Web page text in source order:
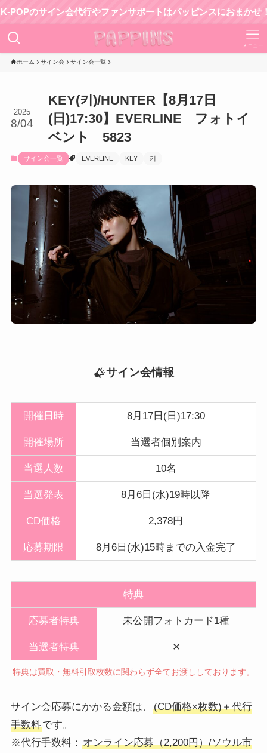
イン会代行やファンサポートはパッピンスにおまかせ！
メニュー
ホーム サイン会 サイン会一覧
KEY(키)/HUNTER【8月17日
(日)17:30】EVERLINE フォトイ
ベント 5823
2025
8/04
サイン会一覧 EVERLINE KEY 키
サイン会情報
開催日時 8月17日(日)17:30
開催場所 当選者個別案内
当選人数 10名
当選発表 8月6日(水)19時以降
CD価格 2,378円
応募期限 8月6日(水)15時までの入金完了
特典
応募者特典 未公開フォトカード1種
当選者特典 ✕
特典は買取・無料引取枚数に関わらず全てお渡ししております。
サイン会応募にかかる金額は、
(CD価格×枚数)＋代行
手数料です。
※代行手数料： オンライン応募（2,200円）/ソウル市